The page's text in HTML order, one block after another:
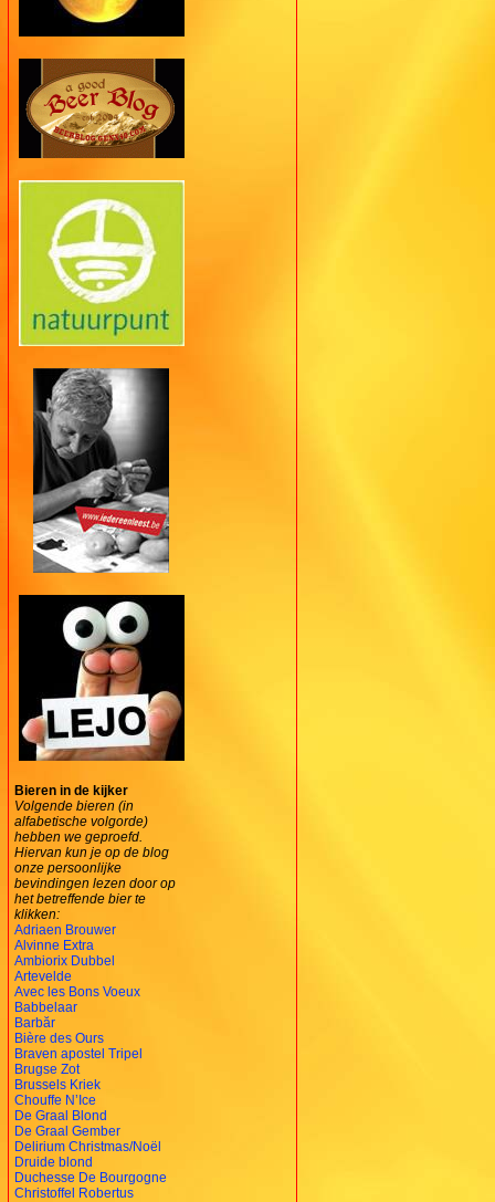
Bieren in de kijker
Volgende bieren (in
alfabetische volgorde)
hebben we geproefd.
Hiervan kun je op de blog
onze persoonlijke
bevindingen lezen door op
het betreffende bier te
klikken:
Adriaen Brouwer
Alvinne Extra
Ambiorix Dubbel
Artevelde
Avec les Bons Voeux
Babbelaar
Barbăr
Bière des Ours
Braven apostel Tripel
Brugse Zot
Brussels Kriek
Chouffe N’Ice
De Graal Blond
De Graal Gember
Delirium Christmas/Noël
Druide blond
Duchesse De Bourgogne
Christoffel Robertus